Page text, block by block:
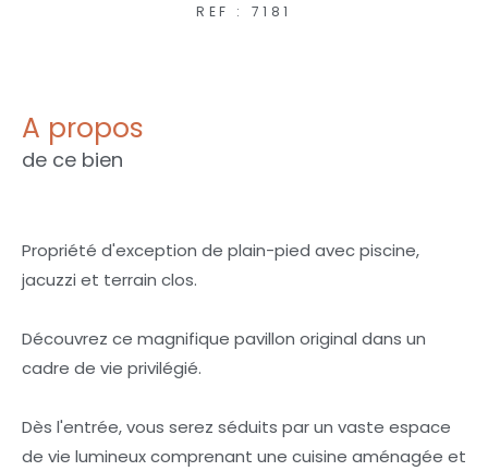
REF : 7181
a propos
de ce bien
Propriété d'exception de plain-pied avec piscine,
jacuzzi et terrain clos.
Découvrez ce magnifique pavillon original dans un
cadre de vie privilégié.
Dès l'entrée, vous serez séduits par un vaste espace
de vie lumineux comprenant une cuisine aménagée et